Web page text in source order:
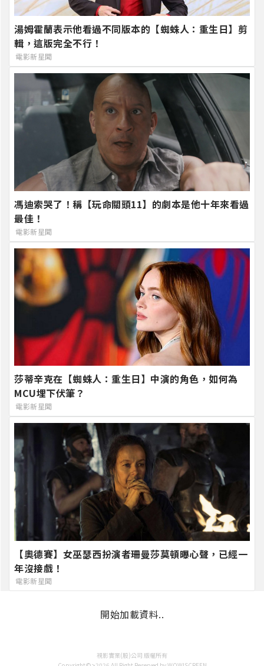
湯姆霍蘭表示他看過不同版本的【蜘蛛人：重生日】剪
輯，這版完全不行！
電影新星聞
馮迪索哭了！稱【玩命關頭11】的劇本是他十年來看過
最佳！
電影新星聞
莎蒂辛克在【蜘蛛人：重生日】中演的角色，如何為
MCU埋下伏筆？
電影新星聞
【奧德賽】女巫瑟西扮演者珊曼莎莫頓曝心聲，已經一
年沒接戲！
電影新星聞
開始加載資料..
視影實業(股)公司 版權所有